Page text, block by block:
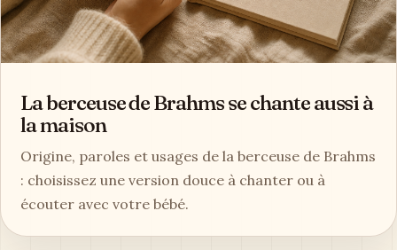
La berceuse de Brahms se chante aussi à
la maison
Origine, paroles et usages de la berceuse de Brahms
: choisissez une version douce à chanter ou à
écouter avec votre bébé.